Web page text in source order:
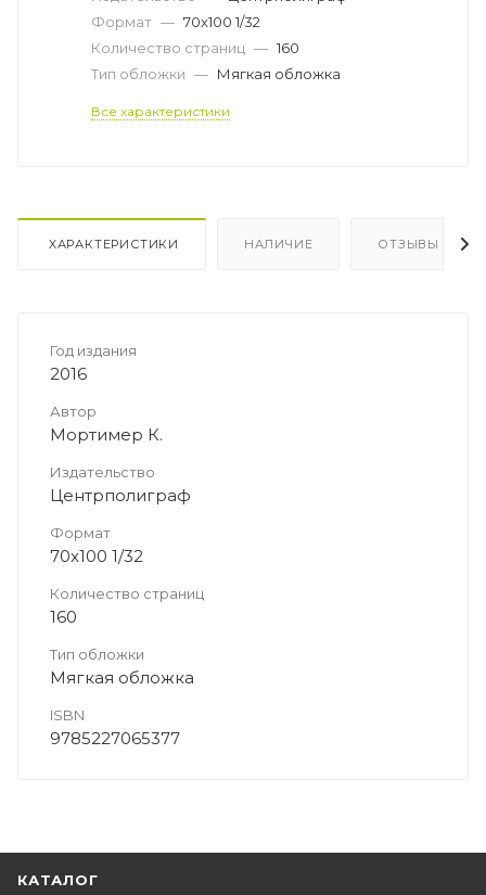
Формат — 70x100 1/32
Количество страниц — 160
Тип обложки — Мягкая обложка
Все характеристики
ХАРАКТЕРИСТИКИ НАЛИЧИЕ ОТЗЫВЫ
Год издания
2016
Автор
Мортимер К.
Издательство
Центрполиграф
Формат
70x100 1/32
Количество страниц
160
Тип обложки
Мягкая обложка
ISBN
9785227065377
КАТАЛОГ